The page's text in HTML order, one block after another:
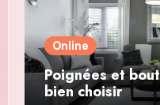
Online
Poignées et
bien choisir